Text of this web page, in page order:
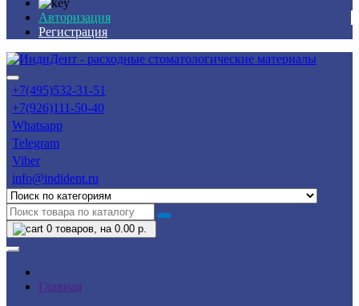
Авторизация
Регистрация
+7(495)532-31-51
+7(926)111-50-40
Whatsapp
Telegram
Viber
info@indident.ru
0 товаров, на 0.00 р.
Главная